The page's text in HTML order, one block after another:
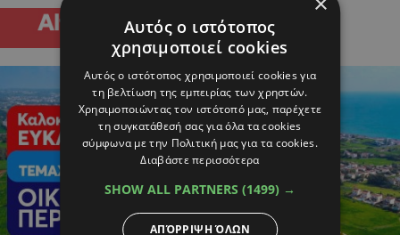
Αυτός ο ιστότοπος
χρησιμοποιεί cookies
Αυτός ο ιστότοπος χρησιμοποιεί cookies για
τη βελτίωση της εμπειρίας των χρηστών.
Χρησιμοποιώντας τον ιστότοπό μας, παρέχετε
τη συγκατάθεσή σας για όλα τα cookies
σύμφωνα με την Πολιτική μας για τα cookies.
Διαβάστε περισσότερα
SHOW ALL PARTNERS (1499) →
ΑΠΌΡΡΙΨΗ ΌΛΩΝ